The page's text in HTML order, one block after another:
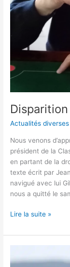
Actualités diverses
Nous venons
président de la
en partant de la
texte écrit par
navigué avec lui
nous a quitté le
Lire la suite »
de